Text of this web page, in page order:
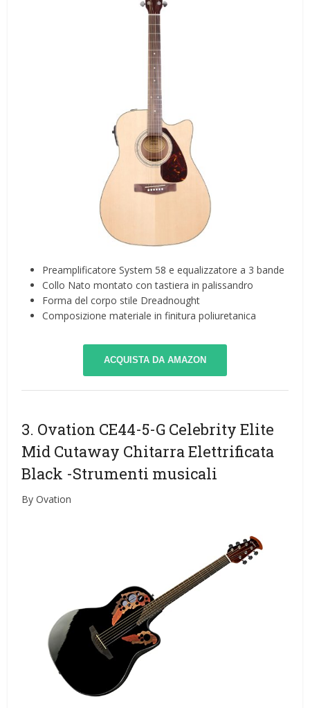
Preamplificatore System 58 e equalizzatore a 3 bande
Collo Nato montato con tastiera in palissandro
Forma del corpo stile Dreadnought
Composizione materiale in finitura poliuretanica
ACQUISTA DA AMAZON
3. Ovation CE44-5-G Celebrity Elite
Mid Cutaway Chitarra Elettrificata
Black -Strumenti musicali
By Ovation